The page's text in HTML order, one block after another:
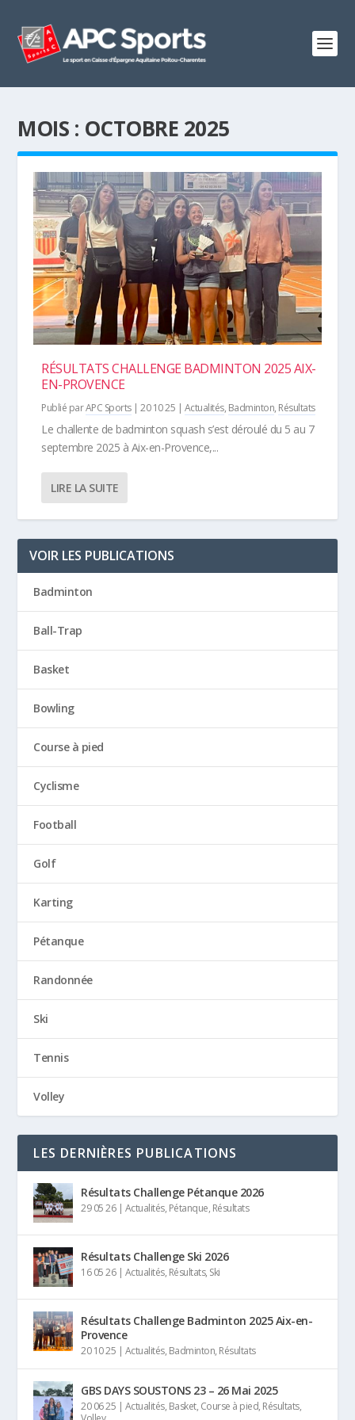
MOIS : OCTOBRE 2025
RÉSULTATS CHALLENGE BADMINTON 2025 AIX-
EN-PROVENCE
Publié parAPC Sports|20 10 25 | Actualités, Badminton, Résultats
Le challente de badminton squash s’est déroulé du 5 au 7
septembre 2025 à Aix-en-Provence,...
LIRE LA SUITE
VOIR LES PUBLICATIONS
Badminton
Ball-Trap
Basket
Bowling
Course à pied
Cyclisme
Football
Golf
Karting
Pétanque
Randonnée
Ski
Tennis
Volley
LES DERNIÈRES PUBLICATIONS
Résultats Challenge Pétanque 2026
29 05 26| Actualités, Pétanque, Résultats
Résultats Challenge Ski 2026
16 05 26| Actualités, Résultats, Ski
Résultats Challenge Badminton 2025 Aix-en-
Provence
20 10 25 | Actualités, Badminton, Résultats
GBS DAYS SOUSTONS 23 – 26 Mai 2025
20 06 25 | Actualités, Basket, Course à pied, Résultats,